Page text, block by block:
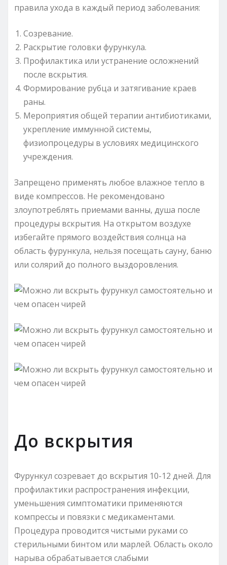
правила ухода в каждый период заболевания:
Созревание.
Раскрытие головки фурункула.
Профилактика или устранение осложнений
после вскрытия.
Формирование рубца и затягивание краев
раны.
Мероприятия общей терапии антибиотиками,
укрепление иммунной системы,
физиопроцедуры в условиях медицинского
учреждения.
Запрещено применять любое влажное тепло в
виде компрессов. Не рекомендовано
злоупотреблять приемами ванны, душа после
процедуры вскрытия. На открытом воздухе
избегайте прямого воздействия солнца на
область фурункула, нельзя посещать сауну, баню
или солярий до полного выздоровления.
До вскрытия
Фурункул созревает до вскрытия 10-12 дней. Для
профилактики распространения инфекции,
уменьшения симптоматики применяются
компрессы и повязки с медикаментами.
Процедура проводится чистыми руками со
стерильными бинтом или марлей. Область около
нарыва обрабатывается слабыми